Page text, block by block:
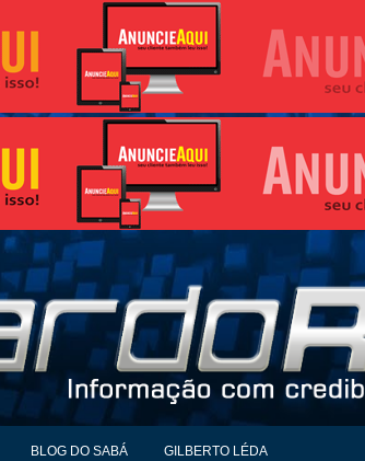
BLOG DO SABÁ GILBERTO LÉDA